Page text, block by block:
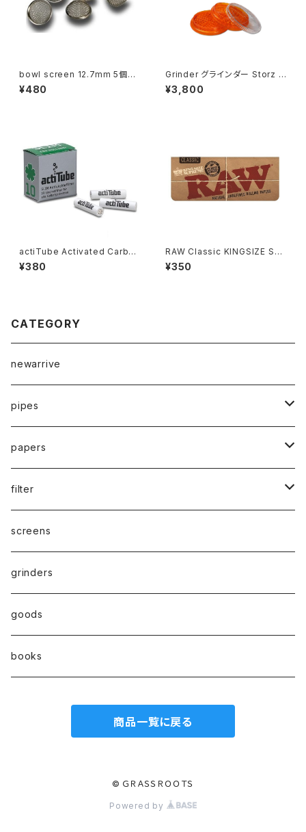
bowl screen 12.7mm 5個入
り
¥480
Grinder グラインダー Storz &
Bickel Herb x large. V-MIL
L
¥3,800
actiTube Activated Carbon
Filters Slim 7ｍｍ
¥380
RAW Classic KINGSIZE Sup
reme
¥350
CATEGORY
newarrive
pipes
waterpipe
parts
drypipe
one hitter
hand pipe
papers
1 1/4size
1.0size
kingsize
filter
paper filter
Active carbon filter(活性炭フィルター）
8㎜
7㎜
screens
grinders
goods
books
商品一覧に戻る
© ＧＲＡＳＳＲＯＯＴＳ
Powered by